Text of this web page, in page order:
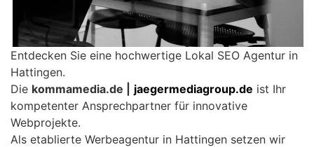
Entdecken Sie eine hochwertige Lokal SEO Agentur in
Hattingen.
Die kommamedia.de | jaegermediagroup.de ist Ihr
kompetenter Ansprechpartner für innovative
Webprojekte.
Als etablierte Werbeagentur in Hattingen setzen wir